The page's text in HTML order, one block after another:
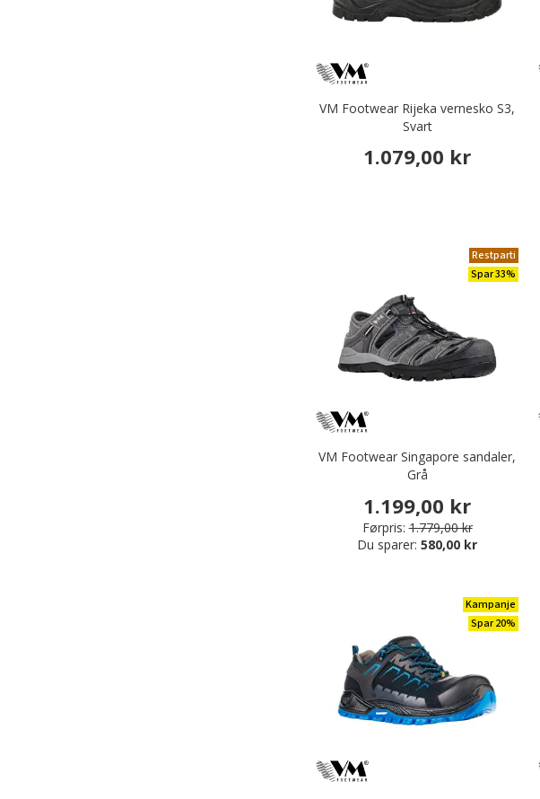
VM Footwear Rijeka vernesko S3,
Svart
1.079,00 kr
Restparti
Spar 33%
VM Footwear Singapore sandaler,
Grå
1.199,00 kr
Førpris: 1.779,00 kr
Du sparer:580,00 kr
Kampanje
Spar 20%